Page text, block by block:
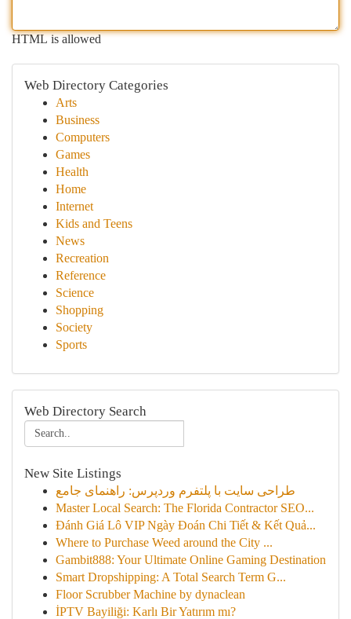
HTML is allowed
Web Directory Categories
Arts
Business
Computers
Games
Health
Home
Internet
Kids and Teens
News
Recreation
Reference
Science
Shopping
Society
Sports
Web Directory Search
New Site Listings
طراحی سایت با پلتفرم وردپرس: راهنمای جامع
Master Local Search: The Florida Contractor SEO...
Đánh Giá Lô VIP Ngày Đoán Chi Tiết & Kết Quả...
Where to Purchase Weed around the City ...
Gambit888: Your Ultimate Online Gaming Destination
Smart Dropshipping: A Total Search Term G...
Floor Scrubber Machine by dynaclean
İPTV Bayiliği: Karlı Bir Yatırım mı?